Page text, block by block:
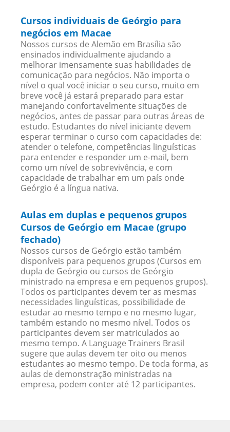
Cursos individuais de Geórgio para
negócios em Macae
Nossos cursos de Alemão em Brasília são
ensinados individualmente ajudando a
melhorar imensamente suas habilidades de
comunicação para negócios. Não importa o
nível o qual você iniciar o seu curso, muito em
breve você já estará preparado para estar
manejando confortavelmente situações de
negócios, antes de passar para outras áreas de
estudo. Estudantes do nível iniciante devem
esperar terminar o curso com capacidades de:
atender o telefone, competências linguísticas
para entender e responder um e-mail, bem
como um nível de sobrevivência, e com
capacidade de trabalhar em um país onde
Geórgio é a língua nativa.
Aulas em duplas e pequenos grupos
Cursos de Geórgio em Macae (grupo
fechado)
Nossos cursos de Geórgio estão também
disponíveis para pequenos grupos (Cursos em
dupla de Geórgio ou cursos de Geórgio
ministrado na empresa e em pequenos grupos).
Todos os participantes devem ter as mesmas
necessidades linguísticas, possibilidade de
estudar ao mesmo tempo e no mesmo lugar,
também estando no mesmo nível. Todos os
participantes devem ser matriculados ao
mesmo tempo. A Language Trainers Brasil
sugere que aulas devem ter oito ou menos
estudantes ao mesmo tempo. De toda forma, as
aulas de demonstração ministradas na
empresa, podem conter até 12 participantes.